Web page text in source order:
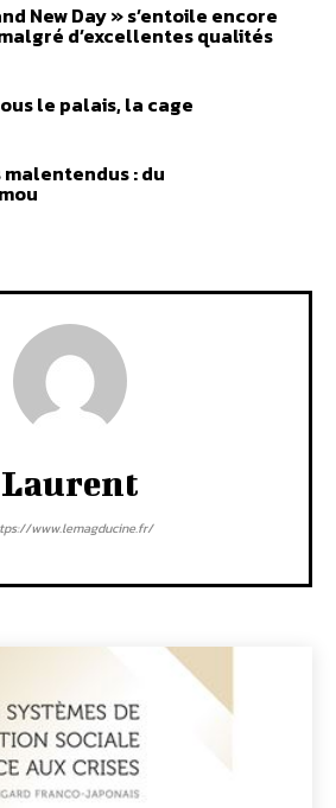
New Day » s’entoile encore
d’excellentes qualités
le palais, la cage
: du
Laurent
www.lemagducine.fr/